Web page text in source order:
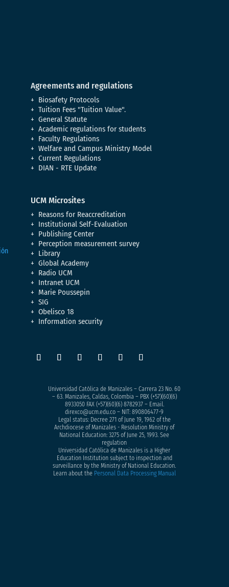
Agreements and regulations
Biosafety Protocols
Tuition Fees "Tuition Value".
General Statute
Academic regulations for students
Faculty Regulations
Welfare and Campus Ministry Model
Current Regulations
DIAN - RTE Update
UCM Microsites
Reasons for Reaccreditation
Institutional Self-Evaluation
Publishing Center
Perception measurement survey
Library
Global Academy
Radio UCM
Intranet UCM
Marie Poussepin
SIG
Obelisco 18
Information security
Universidad Católica de Manizales – Carrera 23 No. 60
– 63. Manizales, Caldas, Colombia – PBX (+57)(60)(6)
8933050FAX (+57)(60)(6) 8782937 – Email.
direxco@ucm.edu.co – NIT: 890806477-9
Legal status: Decree 271 of June 19, 1962 of the
Archdiocese of Manizales - Resolution Ministry of
National Education: 3275 of June 25, 1993. See
regulation
Universidad Católica de Manizales is a Higher
Education Institution subject to inspection and
surveillance by the Ministry of National Education.
Learn about the Personal Data Processing Manual